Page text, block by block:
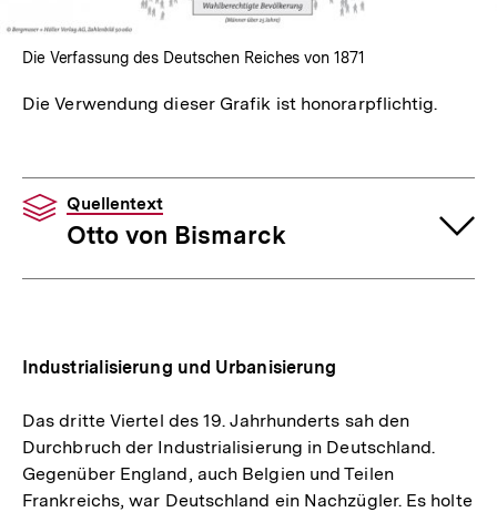
Die Verfassung des Deutschen Reiches von 1871
Die Verwendung dieser Grafik ist honorarpflichtig.
Quellentext
Otto von Bismarck
Industrialisierung und Urbanisierung
Das dritte Viertel des 19. Jahrhunderts sah den
Durchbruch der Industrialisierung in Deutschland.
Gegenüber England, auch Belgien und Teilen
Frankreichs, war Deutschland ein Nachzügler. Es holte